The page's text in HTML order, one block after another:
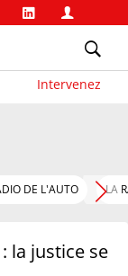
Intervenez
DE L'AUTO LA
la justice se